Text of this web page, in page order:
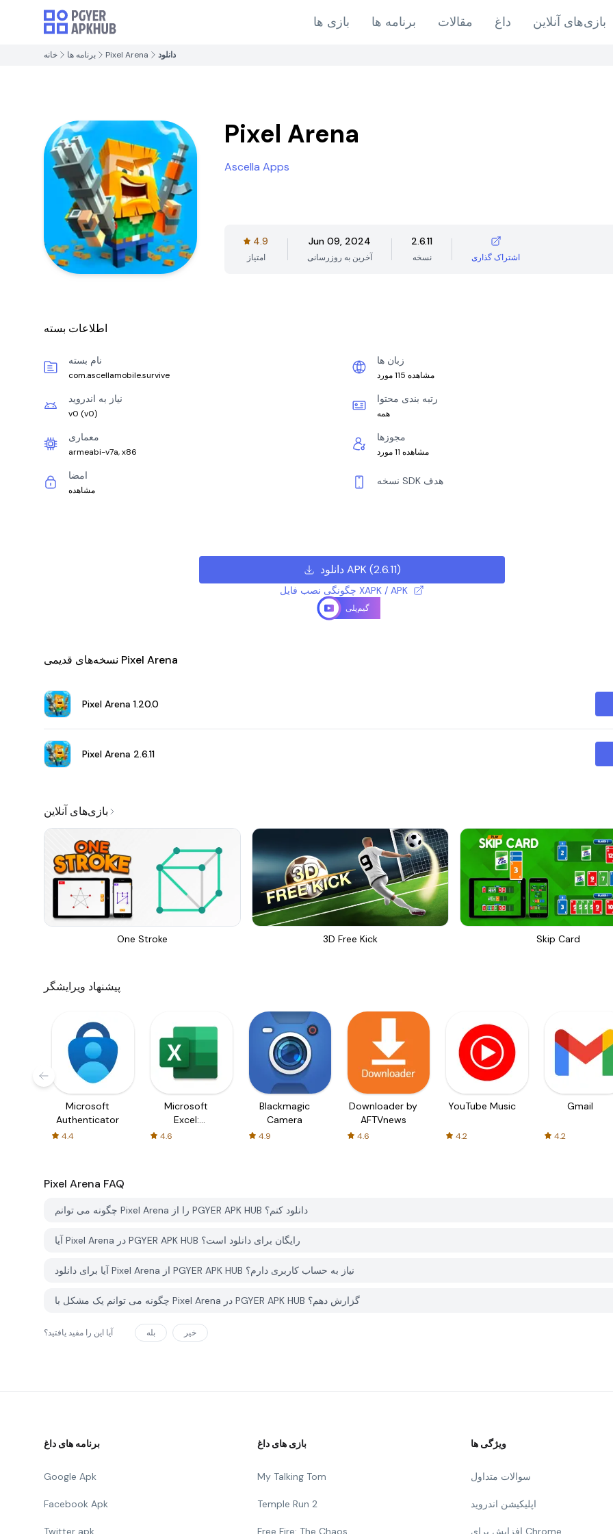
بازی ها برنامه ها مقالات داغ بازی‌های آنلاین
خانه برنامه ها Pixel Arena دانلود
Pixel Arena
Ascella Apps
4.9
امتیاز
Jun 09, 2024
آخرین به روزرسانی
2.6.11
نسخه اشتراک گذاری
اطلاعات بسته
نام بسته
com.ascellamobile.survive
زبان ها
مشاهده 115 مورد
نیاز به اندروید
v0 (v0)
رتبه بندی محتوا
همه
معماری
armeabi-v7a, x86
مجوزها
مشاهده 11 مورد
امضا
مشاهده
نسخه SDK هدف
دانلود APK(2.6.11)
چگونگی نصب فایل XAPK / APK
گیم‌پلی
نسخه‌های قدیمی Pixel Arena
Pixel Arena 1.20.0
Pixel Arena 2.6.11
بازی‌های آنلاین
One Stroke 3D Free Kick Skip Card
پیشنهاد ویرایشگر
Microsoft
Authenticator
4.4
Microsoft
Excel:
Spreadsheets
4.6
Blackmagic
Camera
4.9
Downloader by
AFTVnews
4.6
YouTube Music
4.2
Gmail
4.2
Pixel Arena FAQ
چگونه می توانم Pixel Arena را از PGYER APK HUB دانلود کنم؟
آیا Pixel Arena در PGYER APK HUB رایگان برای دانلود است؟
آیا برای دانلود Pixel Arena از PGYER APK HUB نیاز به حساب کاربری دارم؟
چگونه می توانم یک مشکل با Pixel Arena در PGYER APK HUB گزارش دهم؟
آیا این را مفید یافتید؟ بله خیر
برنامه های داغ
Google Apk
Facebook Apk
Twitter apk
بازی های داغ
My Talking Tom
Temple Run 2
Free Fire: The Chaos
ویژگی ها
سوالات متداول
اپلیکیشن اندروید
افزایش برای Chrome